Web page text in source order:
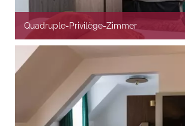
Quadruple-Privilège-Zimmer